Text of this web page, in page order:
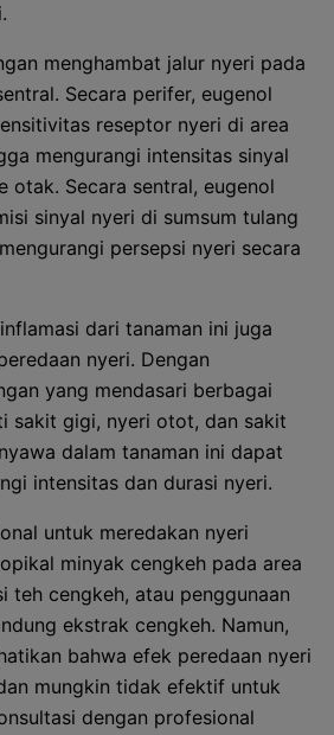
menghambat jalur nyeri pada
Secara perifer, eugenol
reseptor nyeri di area
mengurangi intensitas sinyal
otak. Secara sentral, eugenol
sinyal nyeri di sumsum tulang
persepsi nyeri secara
dari tanaman ini juga
nyeri. Dengan
yang mendasari berbagai
sakit gigi, nyeri otot, dan sakit
dalam tanaman ini dapat
intensitas dan durasi nyeri.
untuk meredakan nyeri
minyak cengkeh pada area
teh cengkeh, atau penggunaan
ekstrak cengkeh. Namun,
bahwa efek peredaan nyeri
mungkin tidak efektif untuk
dengan profesional